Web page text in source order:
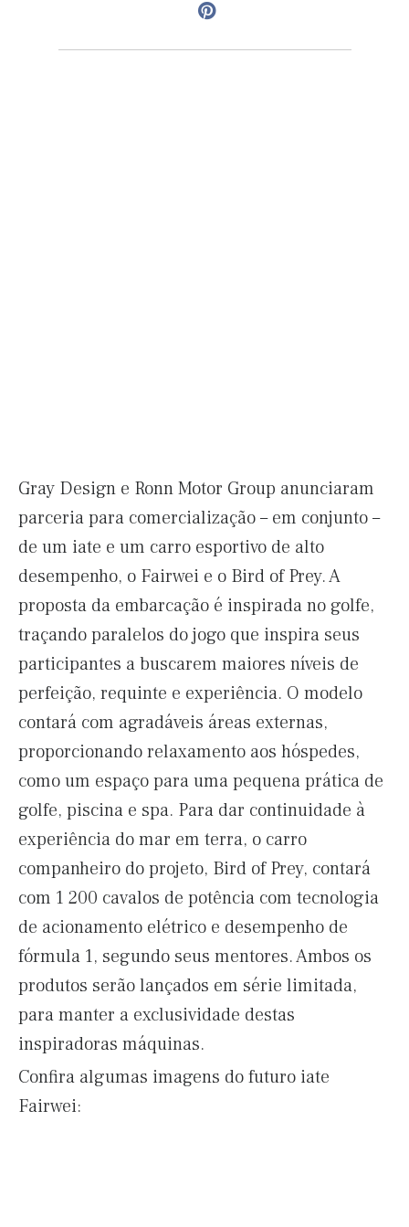
Gray Design e Ronn Motor Group anunciaram
parceria para comercialização – em conjunto –
de um iate e um carro esportivo de alto
desempenho, o Fairwei e o Bird of Prey. A
proposta da embarcação é inspirada no golfe,
traçando paralelos do jogo que inspira seus
participantes a buscarem maiores níveis de
perfeição, requinte e experiência. O modelo
contará com agradáveis áreas externas,
proporcionando relaxamento aos hóspedes,
como um espaço para uma pequena prática de
golfe, piscina e spa. Para dar continuidade à
experiência do mar em terra, o carro
companheiro do projeto, Bird of Prey, contará
com 1 200 cavalos de potência com tecnologia
de acionamento elétrico e desempenho de
fórmula 1, segundo seus mentores. Ambos os
produtos serão lançados em série limitada,
para manter a exclusividade destas
inspiradoras máquinas.
Confira algumas imagens do futuro iate
Fairwei: